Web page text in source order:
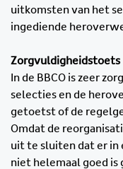
uitkomsten van het
ingediende
Zorgvuldigheidstoets
In de BBCO is zeer
selecties en de
getoetst of de
Omdat de
uit te sluiten dat er in
niet helemaal goed is